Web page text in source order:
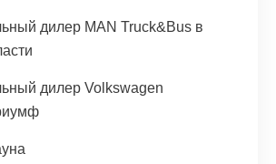
дилер MAN Truck&Bus в
дилер Volkswagen